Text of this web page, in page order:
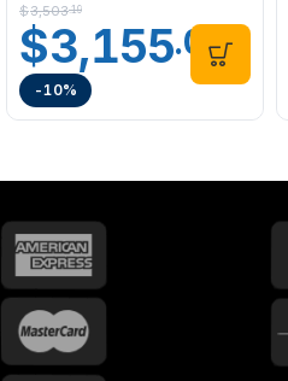
$3,503.19
$3,155.00
-10%